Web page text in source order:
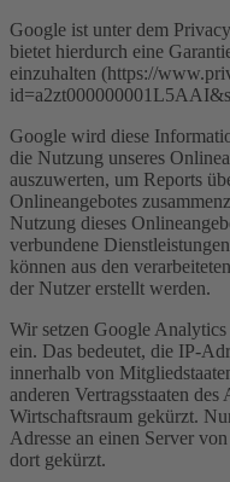
Google ist unter dem
bietet hierdurch eine
einzuhalten (https://
Google wird diese
die Nutzung unseres
auszuwerten, um Reports
Onlineangebotes
Nutzung dieses
verbundene
können aus den
der Nutzer erstellt werden.
Wir setzen Google
ein. Das bedeutet, die IP-
innerhalb von
anderen Vertragsstaaten
Wirtschaftsraum gekürzt.
Adresse an einen Server
dort gekürzt.